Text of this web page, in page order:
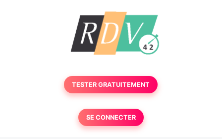
TESTER GRATUITEMENT
SE CONNECTER